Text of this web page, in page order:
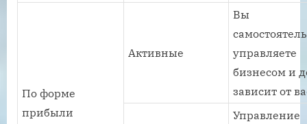
По форме
прибыли
Активные
Вы
управляете
бизнесом и
зависит от
Управление